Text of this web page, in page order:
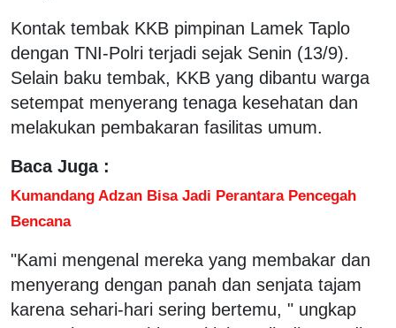
Kontak tembak KKB pimpinan Lamek Taplo
dengan TNI-Polri terjadi sejak Senin (13/9).
Selain baku tembak, KKB yang dibantu warga
setempat menyerang tenaga kesehatan dan
melakukan pembakaran fasilitas umum.
Baca Juga :
Kumandang Adzan Bisa Jadi Perantara Pencegah
Bencana
"Kami mengenal mereka yang membakar dan
menyerang dengan panah dan senjata tajam
karena sehari-hari sering bertemu, " ungkap